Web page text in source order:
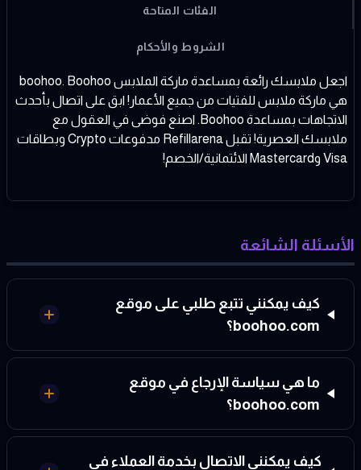
الفئات المتاحة
الشروط والأحكام
اجعل ملابسك رائعة بمساعدة ماركة الملابس boohoo. Boohoo
هي ماركة ملابس للفتيات من جميع الأعمار! ابق على اتصال بأحدث
الاتجاهات بمساعدة Boohoo. اصنع فوضى في العقول مع
ملابسك العصرية! تقبل Refillarena مدفوعات Crypto وبطاقات
Visa وMastercard الائتمانية/الخصم!
الأسئلة الشائعة
كيف يمكنني تتبع طلبي على موقع
boohoo.com؟
ما هي سياسة الإرجاع في موقع
boohoo.com؟
كيف يمكنني الاتصال بخدمة العملاء في